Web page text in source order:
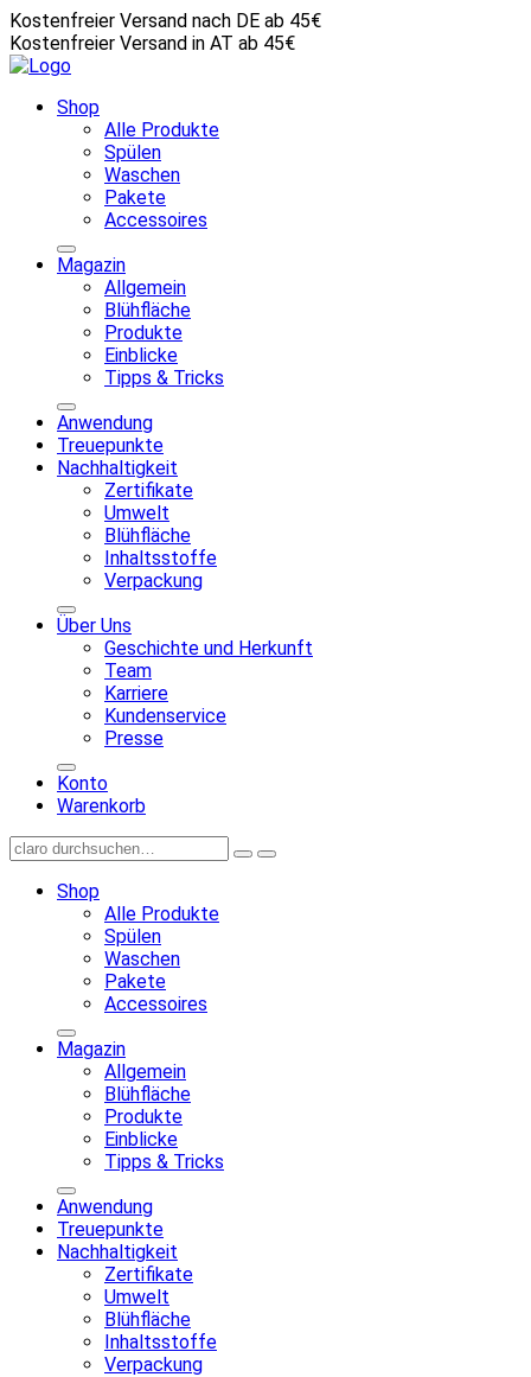
Kostenfreier Versand nach DE ab 45€
Kostenfreier Versand in AT ab 45€
Shop
Alle Produkte
Spülen
Waschen
Pakete
Accessoires
Magazin
Allgemein
Blühfläche
Produkte
Einblicke
Tipps & Tricks
Anwendung
Treuepunkte
Nachhaltigkeit
Zertifikate
Umwelt
Blühfläche
Inhaltsstoffe
Verpackung
Über Uns
Geschichte und Herkunft
Team
Karriere
Kundenservice
Presse
Konto
Warenkorb
Shop
Alle Produkte
Spülen
Waschen
Pakete
Accessoires
Magazin
Allgemein
Blühfläche
Produkte
Einblicke
Tipps & Tricks
Anwendung
Treuepunkte
Nachhaltigkeit
Zertifikate
Umwelt
Blühfläche
Inhaltsstoffe
Verpackung